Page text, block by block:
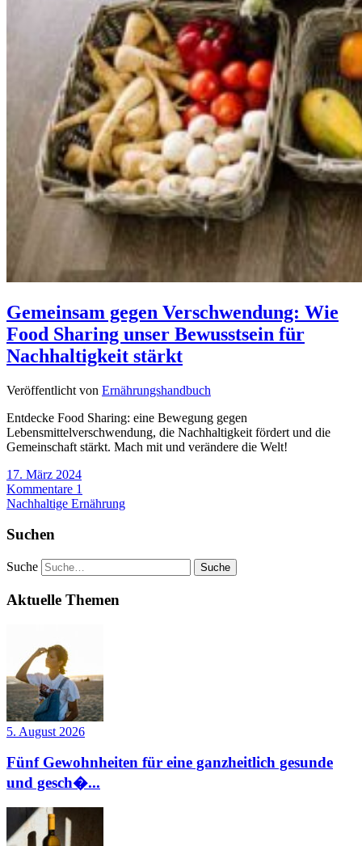
Gemeinsam gegen Verschwendung: Wie
Food Sharing unser Bewusstsein für
Nachhaltigkeit stärkt
Veröffentlicht von Ernährungshandbuch
Entdecke Food Sharing: eine Bewegung gegen
Lebensmittelverschwendung, die Nachhaltigkeit fördert und die
Gemeinschaft stärkt. Mach mit und verändere die Welt!
17. März 2024
Kommentare 1
Nachhaltige Ernährung
Suchen
Suche
Aktuelle Themen
5. August 2026
Fünf Gewohnheiten für eine ganzheitlich gesunde
und gesch�...